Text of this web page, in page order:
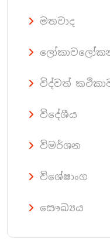
මතවාද
විද්වත්
විදේශීය
විමර්ශන
විශේෂාංග
සෞඛ්‍යය